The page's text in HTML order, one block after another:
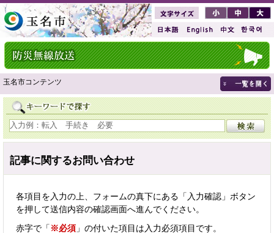
玉名市コンテンツ
記事に関するお問い合わせ
各項目を入力の上、フォームの真下にある「入力確認」ボタン
を押して送信内容の確認画面へ進んでください。
赤字で「 ※必須 」の付いた項目は入力必須項目です。